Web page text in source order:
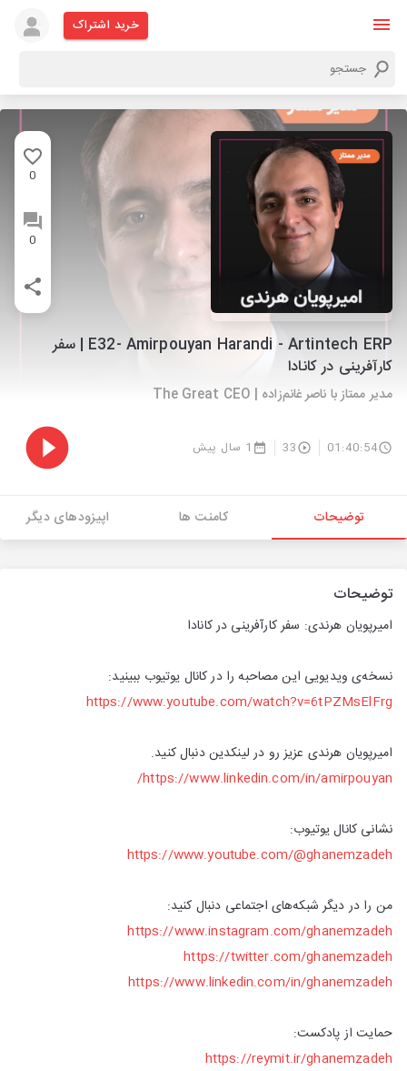
خرید اشتراک
0
0
E32- Amirpouyan Harandi - Artintech ERP | سفر
کارآفرینی در کانادا
مدیر ممتاز با ناصر غانم‌زاده | The Great CEO
01:40:54
33 1 سال پیش
توضیحات کامنت ها اپیزودهای دیگر
توضیحات
امیرپویان هرندی: سفر کارآفرینی در کانادا
نسخه‌ی ویدیویی این مصاحبه را در کانال یوتیوب ببینید:
https://www.youtube.com/watch?v=6tPZMsElFrg
امیرپویان هرندی عزیز رو در لینکدین دنبال کنید.
https://www.linkedin.com/in/amirpouyan/
نشانی کانال یوتیوب:
https://www.youtube.com/@ghanemzadeh
من را در دیگر شبکه‌های اجتماعی دنبال کنید:
https://www.instagram.com/ghanemzadeh
https://twitter.com/ghanemzadeh
https://www.linkedin.com/in/ghanemzadeh
حمایت از پادکست:
https://reymit.ir/ghanemzadeh